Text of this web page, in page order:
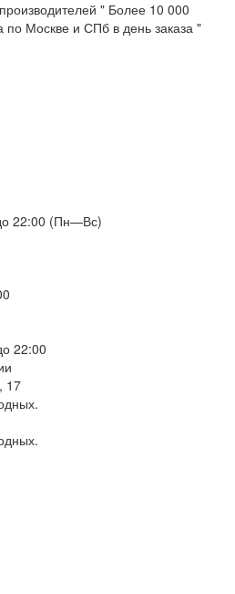
" Более 10 000
по Москве и СПб в день заказа "
22:00 (Пн—Вс)
22:00
17